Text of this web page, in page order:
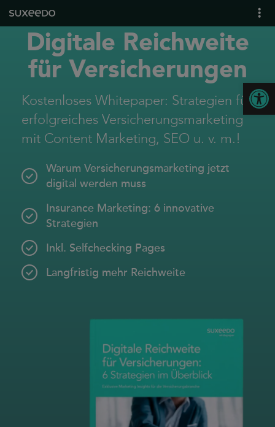
what we do
leadgenerierung
content marketing
seo
geo / llmo
social media
sea
seeding
ux und conversions
about us
references
contact
Digitale Reichweite
für Versicherungen
Kostenloses Whitepaper: Strategien für
erfolgreiches Versicherungsmarketing
mit Content Marketing, SEO u. v. m.!
Warum Versicherungsmarketing jetzt
digital werden muss
Insurance Marketing: 6 innovative
Strategien
Inkl. Selfchecking Pages
Langfristig mehr Reichweite